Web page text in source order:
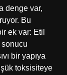
denge var,
Bu
ek var: Etil
bir yapıya
toksisiteye